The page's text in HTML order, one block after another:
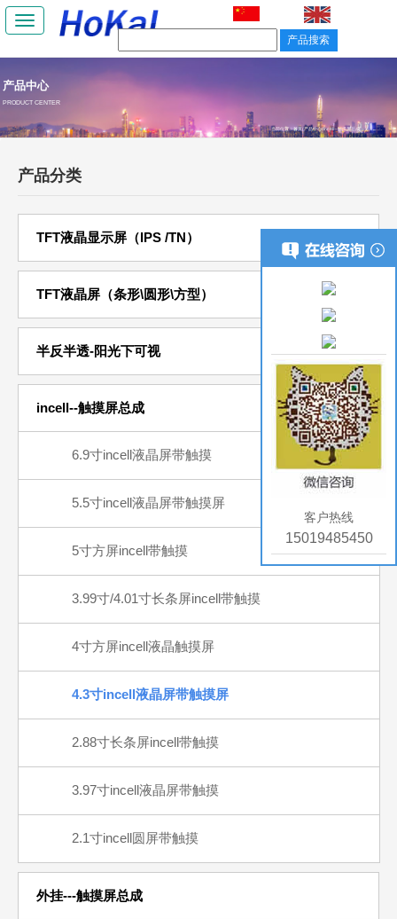
Toggle
产品中心
PRODUCT CENTER
当前位置： 首页/产品中心/ incell--触摸屏总成
产品分类
TFT液晶显示屏（IPS /TN）
TFT液晶屏（条形\圆形\方型）
半反半透-阳光下可视
incell--触摸屏总成
6.9寸incell液晶屏带触摸
5.5寸incell液晶屏带触摸屏
5寸方屏incell带触摸
3.99寸/4.01寸长条屏incell带触摸
4寸方屏incell液晶触摸屏
4.3寸incell液晶屏带触摸屏
2.88寸长条屏incell带触摸
3.97寸incell液晶屏带触摸
2.1寸incell圆屏带触摸
外挂---触摸屏总成
客户热线
15019485450